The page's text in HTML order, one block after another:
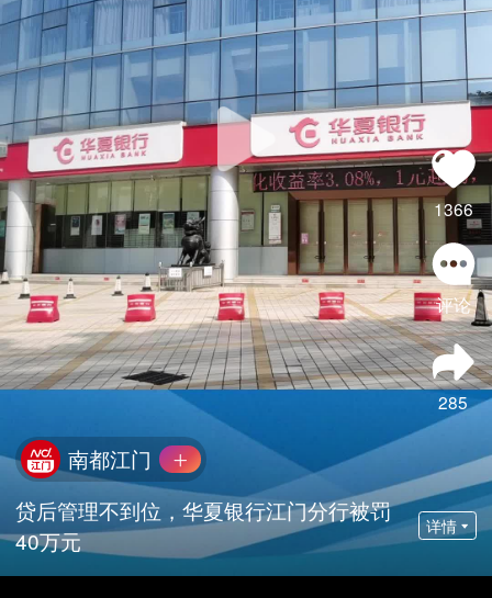
1366
评论
285
南都江门
贷后管理不到位，华夏银行江门分行被罚
40万元
详情